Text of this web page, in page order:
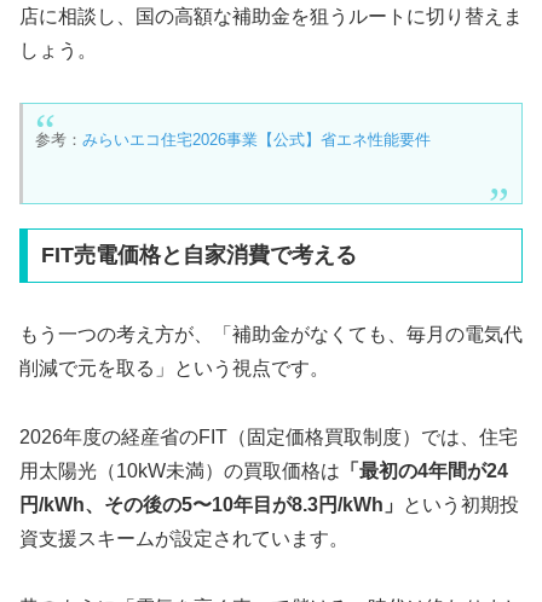
店に相談し、国の高額な補助金を狙うルートに切り替えま
しょう。
参考： みらいエコ住宅2026事業【公式】省エネ性能要件
FIT売電価格と自家消費で考える
もう一つの考え方が、「補助金がなくても、毎月の電気代
削減で元を取る」という視点です。
2026年度の経産省のFIT（固定価格買取制度）では、住宅
用太陽光（10kW未満）の買取価格は 「最初の4年間が24
円/kWh、その後の5〜10年目が8.3円/kWh」
という初期投
資支援スキームが設定されています。